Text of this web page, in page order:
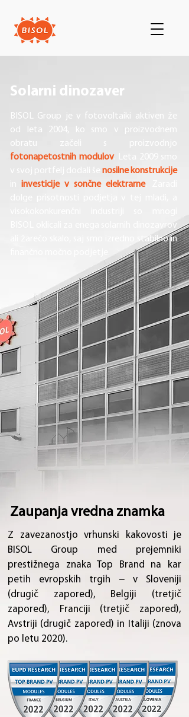
Solarni dinozaver
BISOL Group je v fotovoltaiki aktiven že
od leta 2004, ko smo v proizvodnem
obratu začeli s proizvodnjo
fotonapetostnih modulov. Leta 2009 smo
nosilne konstrukcije
investicije v sončne elektrarne. Zaradi
BISOL oklicali za enega solarnih dinozavrov
ali žarečo skalo, saj smo izredno stabilno in
Zaupanja vredna znamka
Z zavezanostjo vrhunski kakovosti je
BISOL Group med prejemniki
prestižnega znaka Top Brand na kar
petih evropskih trgih − v Sloveniji
(drugič zapored), Belgiji (tretjič
zapored), Franciji (tretjič zapored),
Avstriji (drugič zapored) in Italiji (znova
po letu 2020).